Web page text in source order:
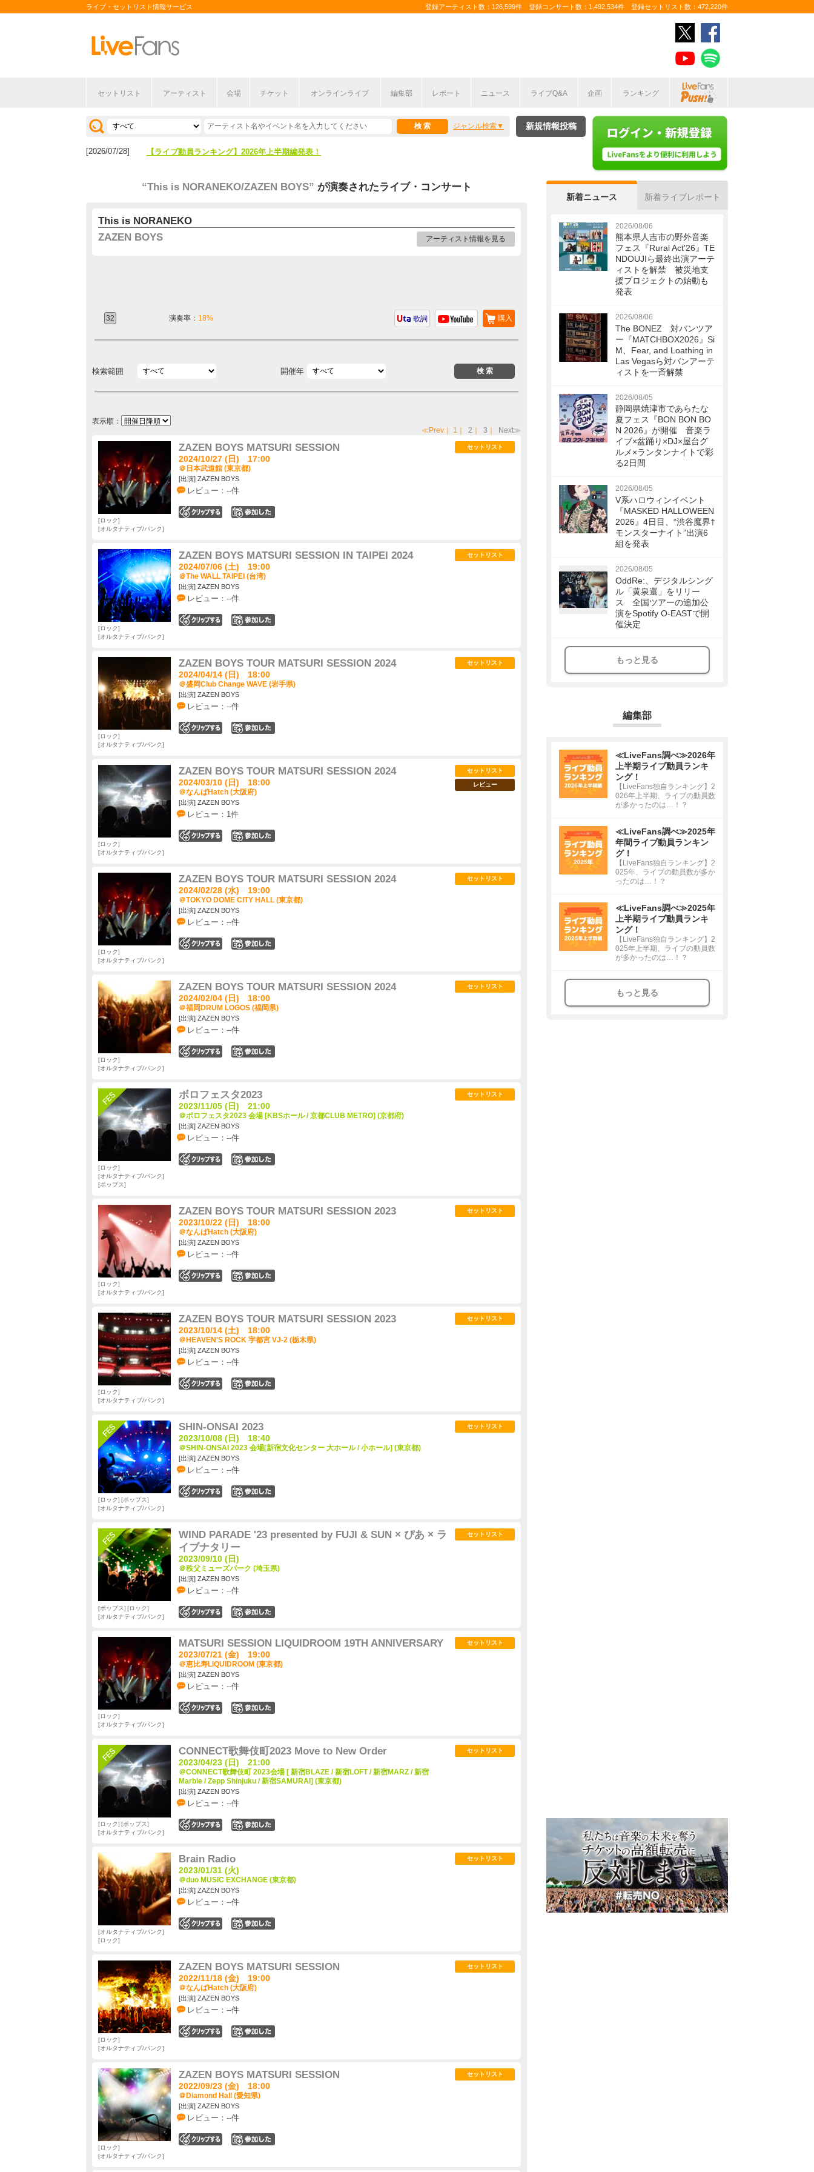
ライブ・セットリスト情報サービス 登録アーティスト数：126,599件 登録コンサート数：1,492,534件 登録セットリスト数：472,220件
セットリスト アーティスト 会場 チケット オンラインライブ 編集部 レポート ニュース ライブQ&A 企画 ランキング
ジャンル検索
[2026/04/27] 【フェス特集2026】フェス情報はここから！
[2026/07/28] 【ライブ動員ランキング】2026年上半期編発表！
新規情報投稿
“This is NORANEKO/ZAZEN BOYS” が演奏されたライブ・コンサート
This is NORANEKO
ZAZEN BOYS
アーティスト情報を見る
32 演奏率： 18% 購入
歌詞
検索範囲 開催年
表示順：
≪Prev ｜ 1 ｜ 2 ｜ 3 ｜ Next≫
ZAZEN BOYS MATSURI SESSION
2024/10/27 (日) 17:00
＠日本武道館 (東京都)
[出演] ZAZEN BOYS
レビュー：--件
セットリスト
ロック
オルタナティブ/パンク
ZAZEN BOYS MATSURI SESSION IN TAIPEI 2024
2024/07/06 (土) 19:00
＠The WALL TAIPEI (台湾)
[出演] ZAZEN BOYS
レビュー：--件
セットリスト
ロック
オルタナティブ/パンク
ZAZEN BOYS TOUR MATSURI SESSION 2024
2024/04/14 (日) 18:00
＠盛岡Club Change WAVE (岩手県)
[出演] ZAZEN BOYS
レビュー：--件
セットリスト
ロック
オルタナティブ/パンク
ZAZEN BOYS TOUR MATSURI SESSION 2024
2024/03/10 (日) 18:00
＠なんばHatch (大阪府)
[出演] ZAZEN BOYS
レビュー：1件
セットリスト
レビュー
ロック
オルタナティブ/パンク
ZAZEN BOYS TOUR MATSURI SESSION 2024
2024/02/28 (水) 19:00
＠TOKYO DOME CITY HALL (東京都)
[出演] ZAZEN BOYS
レビュー：--件
セットリスト
ロック
オルタナティブ/パンク
ZAZEN BOYS TOUR MATSURI SESSION 2024
2024/02/04 (日) 18:00
＠福岡DRUM LOGOS (福岡県)
[出演] ZAZEN BOYS
レビュー：--件
セットリスト
ロック
オルタナティブ/パンク
ボロフェスタ2023
2023/11/05 (日) 21:00
＠ボロフェスタ2023 会場 [KBSホール / 京都CLUB METRO] (京都府)
[出演] ZAZEN BOYS
レビュー：--件
セットリスト
ロック
オルタナティブ/パンク
ポップス
ZAZEN BOYS TOUR MATSURI SESSION 2023
2023/10/22 (日) 18:00
＠なんばHatch (大阪府)
[出演] ZAZEN BOYS
レビュー：--件
セットリスト
ロック
オルタナティブ/パンク
ZAZEN BOYS TOUR MATSURI SESSION 2023
2023/10/14 (土) 18:00
＠HEAVEN'S ROCK 宇都宮 VJ-2 (栃木県)
[出演] ZAZEN BOYS
レビュー：--件
セットリスト
ロック
オルタナティブ/パンク
SHIN-ONSAI 2023
2023/10/08 (日) 18:40
＠SHIN-ONSAI 2023 会場[新宿文化センター 大ホール / 小ホール] (東京都)
[出演] ZAZEN BOYS
レビュー：--件
セットリスト
ロック
ポップス
オルタナティブ/パンク
WIND PARADE '23 presented by FUJI & SUN × ぴあ × ラ
イブナタリー
2023/09/10 (日)
＠秩父ミューズパーク (埼玉県)
[出演] ZAZEN BOYS
レビュー：--件
セットリスト
ポップス
ロック
オルタナティブ/パンク
MATSURI SESSION LIQUIDROOM 19TH ANNIVERSARY
2023/07/21 (金) 19:00
＠恵比寿LIQUIDROOM (東京都)
[出演] ZAZEN BOYS
レビュー：--件
セットリスト
ロック
オルタナティブ/パンク
CONNECT歌舞伎町2023 Move to New Order
2023/04/23 (日) 21:00
＠CONNECT歌舞伎町 2023会場 [ 新宿BLAZE / 新宿LOFT / 新宿MARZ / 新宿
Marble / Zepp Shinjuku / 新宿SAMURAI] (東京都)
[出演] ZAZEN BOYS
レビュー：--件
セットリスト
ロック
ポップス
オルタナティブ/パンク
Brain Radio
2023/01/31 (火)
＠duo MUSIC EXCHANGE (東京都)
[出演] ZAZEN BOYS
レビュー：--件
セットリスト
オルタナティブ/パンク
ロック
ZAZEN BOYS MATSURI SESSION
2022/11/18 (金) 19:00
＠なんばHatch (大阪府)
[出演] ZAZEN BOYS
レビュー：--件
セットリスト
ロック
オルタナティブ/パンク
ZAZEN BOYS MATSURI SESSION
2022/09/23 (金) 18:00
＠Diamond Hall (愛知県)
[出演] ZAZEN BOYS
レビュー：--件
セットリスト
ロック
オルタナティブ/パンク
新着ニュース 新着ライブレポート
2026/08/06
熊本県人吉市の野外音楽
フェス『Rural Act'26』TE
NDOUJIら最終出演アーテ
ィストを解禁 被災地支
援プロジェクトの始動も
発表
2026/08/06
The BONEZ 対バンツア
ー『MATCHBOX2026』Si
M、Fear, and Loathing in
Las Vegasら対バンアーテ
ィストを一斉解禁
2026/08/05
静岡県焼津市であらたな
夏フェス『BON BON BO
N 2026』が開催 音楽ラ
イブ×盆踊り×DJ×屋台グ
ルメ×ランタンナイトで彩
る2日間
2026/08/05
V系ハロウィンイベント
『MASKED HALLOWEEN
2026』4日目、“渋谷魔界†
モンスターナイト”出演6
組を発表
2026/08/05
OddRe:、デジタルシング
ル「黄泉還」をリリー
ス 全国ツアーの追加公
演をSpotify O-EASTで開
催決定
もっと見る
編集部
≪LiveFans調べ≫2026年
上半期ライブ動員ランキ
ング！
【LiveFans独自ランキング】2
026年上半期、ライブの動員数
が多かったのは…！？
≪LiveFans調べ≫2025年
年間ライブ動員ランキン
グ！
【LiveFans独自ランキング】2
025年、ライブの動員数が多か
ったのは…！？
≪LiveFans調べ≫2025年
上半期ライブ動員ランキ
ング！
【LiveFans独自ランキング】2
025年上半期、ライブの動員数
が多かったのは…！？
もっと見る